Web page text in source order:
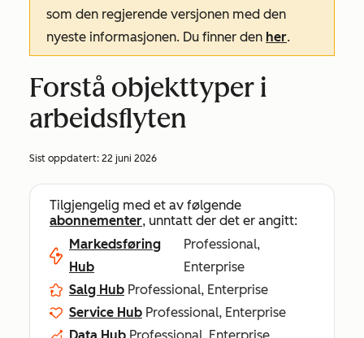
som den regjerende versjonen med den
nyeste informasjonen. Du finner den her.
Forstå objekttyper i
arbeidsflyten
Sist oppdatert: 22 juni 2026
Tilgjengelig med et av følgende
abonnementer, unntatt der det er angitt:
Markedsføring
Hub
Professional,
Enterprise
Salg Hub Professional, Enterprise
Service Hub Professional, Enterprise